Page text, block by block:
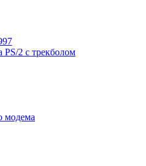
PS/2 с трекболом
модема